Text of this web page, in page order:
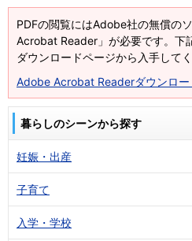
PDFの閲覧にはAdobe社の無償の
Acrobat Reader」が必要です。
ダウンロードページから入手してく
Adobe Acrobat Readerダウンロー
暮らしのシーンから探す
妊娠・出産
子育て
入学・学校